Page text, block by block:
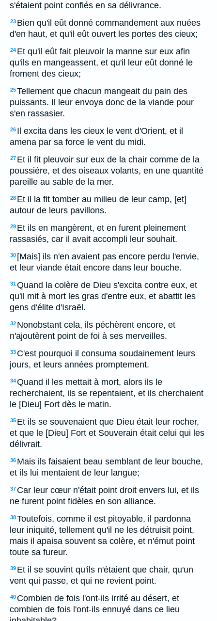
s'étaient point confiés en sa délivrance.
23 Bien qu'il eût donné commandement aux nuées
d'en haut, et qu'il eût ouvert les portes des cieux;
24 Et qu'il eût fait pleuvoir la manne sur eux afin
qu'ils en mangeassent, et qu'il leur eût donné le
froment des cieux;
25Tellement que chacun mangeait du pain des
puissants. Il leur envoya donc de la viande pour
s'en rassasier.
26 Il excita dans les cieux le vent d'Orient, et il
amena par sa force le vent du midi.
27 Et il fit pleuvoir sur eux de la chair comme de la
poussière, et des oiseaux volants, en une quantité
pareille au sable de la mer.
28 Et il la fit tomber au milieu de leur camp, [et]
autour de leurs pavillons.
29 Et ils en mangèrent, et en furent pleinement
rassasiés, car il avait accompli leur souhait.
30 [Mais] ils n'en avaient pas encore perdu l'envie,
et leur viande était encore dans leur bouche.
31Quand la colère de Dieu s'excita contre eux, et
qu'il mit à mort les gras d'entre eux, et abattit les
gens d'élite d'Israël.
32 Nonobstant cela, ils péchèrent encore, et
n'ajoutèrent point de foi à ses merveilles.
33 C'est pourquoi il consuma soudainement leurs
jours, et leurs années promptement.
34Quand il les mettait à mort, alors ils le
recherchaient, ils se repentaient, et ils cherchaient
le [Dieu] Fort dès le matin.
35 Et ils se souvenaient que Dieu était leur rocher,
et que le [Dieu] Fort et Souverain était celui qui les
délivrait.
36 Mais ils faisaient beau semblant de leur bouche,
et ils lui mentaient de leur langue;
37 Car leur cœur n'était point droit envers lui, et ils
ne furent point fidèles en son alliance.
38Toutefois, comme il est pitoyable, il pardonna
leur iniquité, tellement qu'il ne les détruisit point,
mais il apaisa souvent sa colère, et n'émut point
toute sa fureur.
39 Et il se souvint qu'ils n'étaient que chair, qu'un
vent qui passe, et qui ne revient point.
40 Combien de fois l'ont-ils irrité au désert, et
combien de fois l'ont-ils ennuyé dans ce lieu